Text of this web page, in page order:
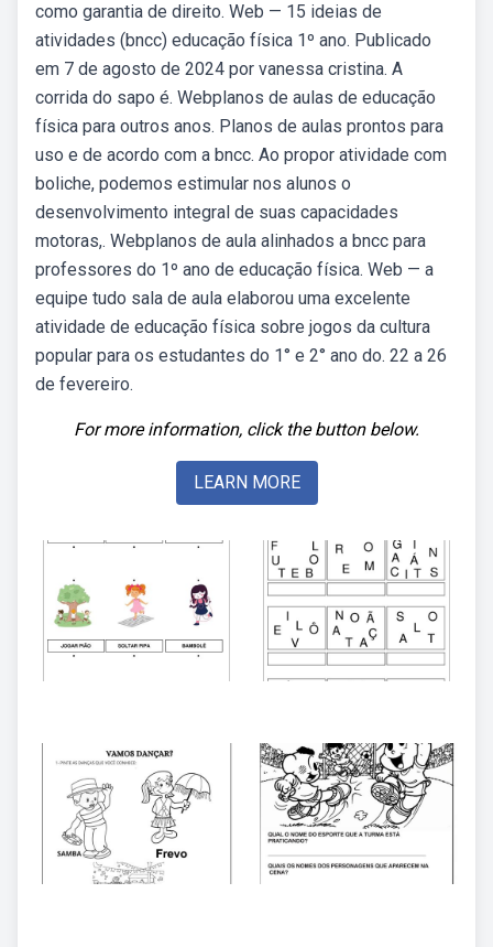
como garantia de direito. Web — 15 ideias de
atividades (bncc) educação física 1º ano. Publicado
em 7 de agosto de 2024 por vanessa cristina. A
corrida do sapo é. Webplanos de aulas de educação
física para outros anos. Planos de aulas prontos para
uso e de acordo com a bncc. Ao propor atividade com
boliche, podemos estimular nos alunos o
desenvolvimento integral de suas capacidades
motoras,. Webplanos de aula alinhados a bncc para
professores do 1º ano de educação física. Web — a
equipe tudo sala de aula elaborou uma excelente
atividade de educação física sobre jogos da cultura
popular para os estudantes do 1° e 2° ano do. 22 a 26
de fevereiro.
For more information, click the button below.
LEARN MORE